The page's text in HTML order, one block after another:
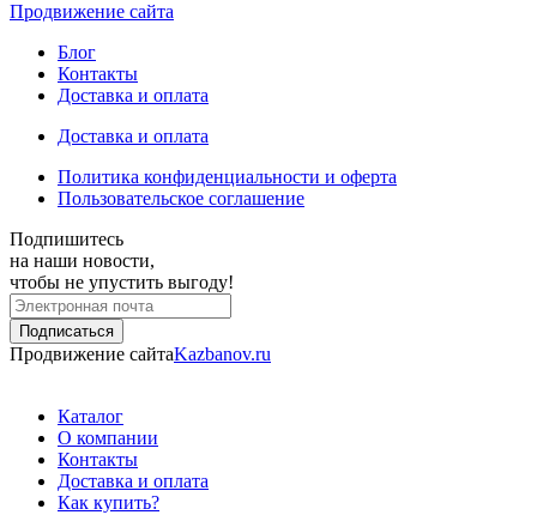
Продвижение сайта
Блог
Контакты
Доставка и оплата
Доставка и оплата
Политика конфиденциальности и оферта
Пользовательское соглашение
Подпишитесь
на наши новости,
чтобы не упустить выгоду!
Продвижение сайтаKazbanov.ru
Каталог
О компании
Контакты
Доставка и оплата
Как купить?